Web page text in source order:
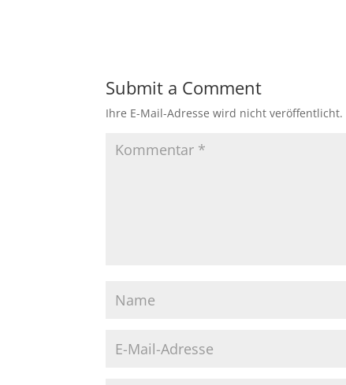
Submit a Comment
Ihre E-Mail-Adresse wird nicht veröffentlicht.